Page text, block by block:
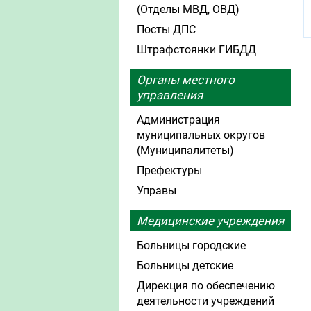
(Отделы МВД, ОВД)
Посты ДПС
Штрафстоянки ГИБДД
Органы местного
управления
Администрация
муниципальных округов
(Муниципалитеты)
Префектуры
Управы
Медицинские учреждения
Больницы городские
Больницы детские
Дирекция по обеспечению
деятельности учреждений